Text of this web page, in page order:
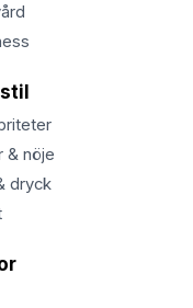
& nöje
dryck